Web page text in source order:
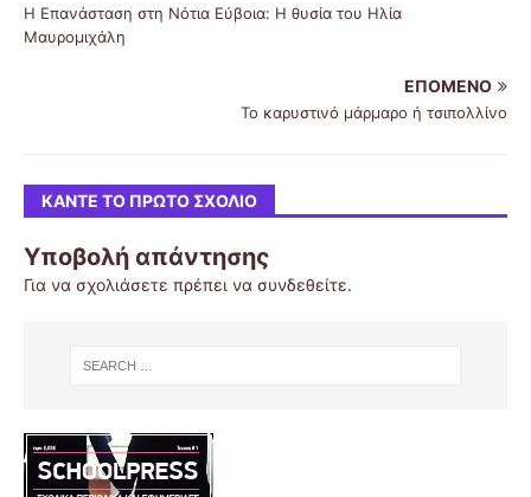
Η Επανάσταση στη Νότια Εύβοια: Η θυσία του Ηλία
Μαυρομιχάλη
ΕΠΌΜΕΝΟ
Το καρυστινό μάρμαρο ή τσιπολλίνο
ΚΆΝΤΕ ΤΟ ΠΡΏΤΟ ΣΧΌΛΙΟ
Υποβολή απάντησης
Για να σχολιάσετε πρέπει να συνδεθείτε.